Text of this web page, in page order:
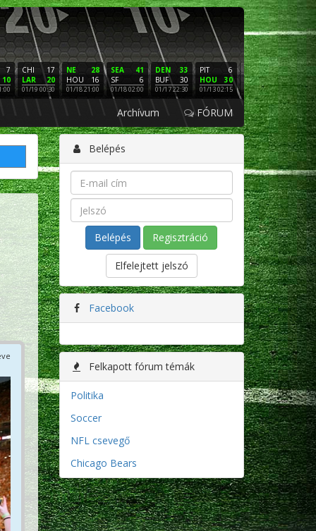
7
10
17
CHI
20
LAR
01/19 00:30
28
NE
16
HOU
01/18 21:00
41
SEA
6
SF
01/18 02:00
33
DEN
30
BUF
01/17 22:30
6
PIT
30
HOU
01/13 02:15
16
NE
3
LAC
01/12 02:00
PHI
SF
01/11
Archívum FÓRUM
Belépés
Regisztráció
Elfelejtett jelszó
Facebook
Felkapott fórum témák
Politika
Soccer
NFL csevegő
Chicago Bears